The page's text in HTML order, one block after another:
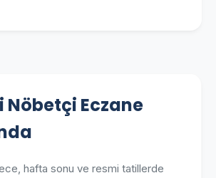
Nöbetçi Eczane
hafta sonu ve resmi tatillerde